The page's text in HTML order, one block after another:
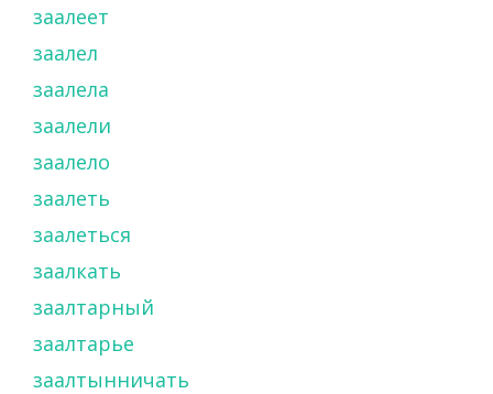
заалеет
заалел
заалела
заалели
заалело
заалеть
заалеться
заалкать
заалтарный
заалтарье
заалтынничать